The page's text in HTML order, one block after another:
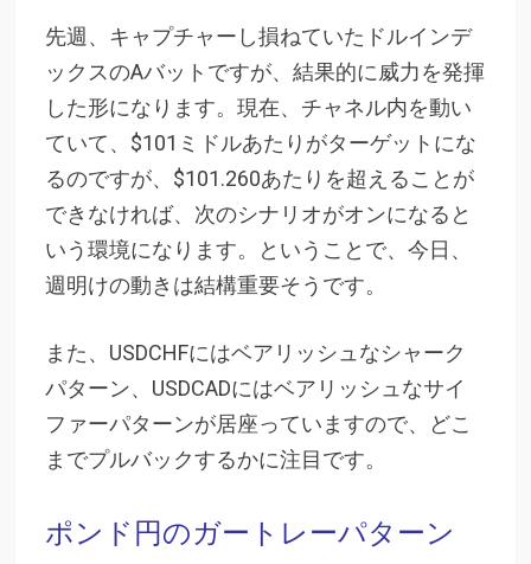
先週、キャプチャーし損ねていたドルインデ
ックスのAバットですが、結果的に威力を発揮
した形になります。現在、チャネル内を動い
ていて、$101ミドルあたりがターゲットにな
るのですが、$101.260あたりを超えることが
できなければ、次のシナリオがオンになると
いう環境になります。ということで、今日、
週明けの動きは結構重要そうです。
また、USDCHFにはベアリッシュなシャーク
パターン、USDCADにはベアリッシュなサイ
ファーパターンが居座っていますので、どこ
までプルバックするかに注目です。
ポンド円のガートレーパターン